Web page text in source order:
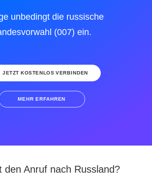
unbedingt die russische
(007) ein.
JETZT KOSTENLOS VERBINDEN
MEHR ERFAHREN
den Anruf nach Russland?